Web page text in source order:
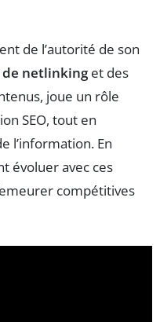
de l’autorité de son
de netlinkinget des
joue un rôle
SEO, tout en
l’information. En
évoluer avec ces
compétitives